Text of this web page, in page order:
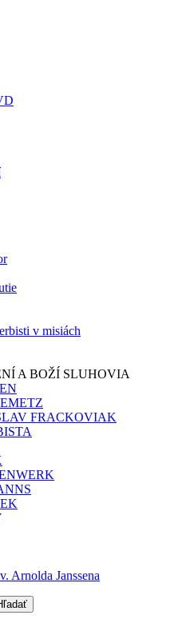
v misiách
A BOŽÍ SLUHOVIA
FRACKOVIAK
Arnolda Janssena